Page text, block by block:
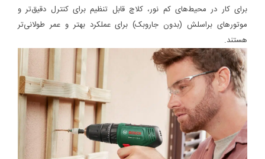
برای کار در محیط‌های کم نور، کلاچ قابل تنظیم برای کنترل دقیق‌تر و
موتورهای براسلش (بدون جاروبک) برای عملکرد بهتر و عمر طولانی‌تر
هستند.